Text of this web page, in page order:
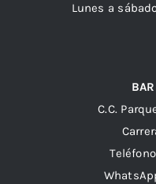
Lunes a
C.C.